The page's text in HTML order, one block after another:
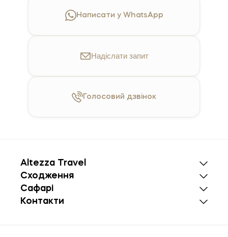
Написати у WhatsApp
Надіслатизапит
Голосовий дзвінок
Altezza Travel
Сходження
Сафарі
Контакти